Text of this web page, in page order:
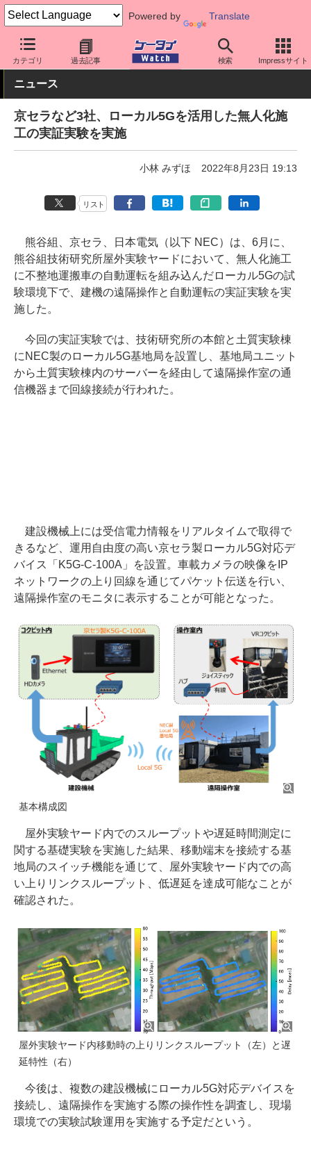
Powered by Translate
カテゴリ 過去記事 検索 Impressサイト
ケータイ Watch 業界動向 技術
ニュース
京セラなど3社、ローカル5Gを活用した無人化施
工の実証実験を実施
小林 みずほ 2022年8月23日 19:13
リスト
熊谷組、京セラ、日本電気（以下 NEC）は、6月に、
熊谷組技術研究所屋外実験ヤードにおいて、無人化施工
に不整地運搬車の自動運転を組み込んだローカル5Gの試
験環境下で、建機の遠隔操作と自動運転の実証実験を実
施した。
今回の実証実験では、技術研究所の本館と土質実験棟
にNEC製のローカル5G基地局を設置し、基地局ユニット
から土質実験棟内のサーバーを経由して遠隔操作室の通
信機器まで回線接続が行われた。
建設機械上には受信電力情報をリアルタイムで取得で
きるなど、運用自由度の高い京セラ製ローカル5G対応デ
バイス「K5G-C-100A」を設置。車載カメラの映像をIP
ネットワークの上り回線を通じてパケット伝送を行い、
遠隔操作室のモニタに表示することが可能となった。
基本構成図
屋外実験ヤード内でのスループットや遅延時間測定に
関する基礎実験を実施した結果、移動端末を接続する基
地局のスイッチ機能を通じて、屋外実験ヤード内での高
い上りリンクスループット、低遅延を達成可能なことが
確認された。
屋外実験ヤード内移動時の上りリンクスループット（左）と遅
延特性（右）
今後は、複数の建設機械にローカル5G対応デバイスを
接続し、遠隔操作を実施する際の操作性を調査し、現場
環境での実験試験運用を実施する予定だという。